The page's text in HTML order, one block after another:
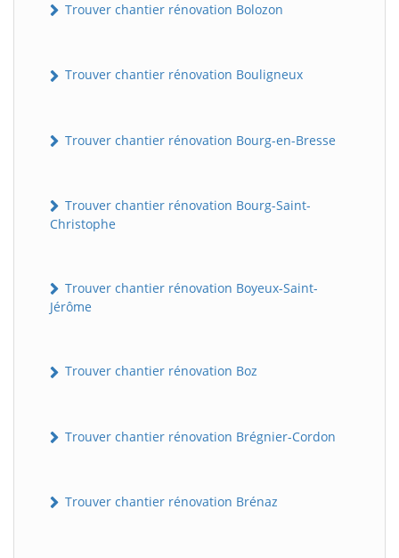
Trouver chantier rénovation Bolozon
Trouver chantier rénovation Bouligneux
Trouver chantier rénovation Bourg-en-Bresse
Trouver chantier rénovation Bourg-Saint-
Christophe
Trouver chantier rénovation Boyeux-Saint-
Jérôme
Trouver chantier rénovation Boz
Trouver chantier rénovation Brégnier-Cordon
Trouver chantier rénovation Brénaz